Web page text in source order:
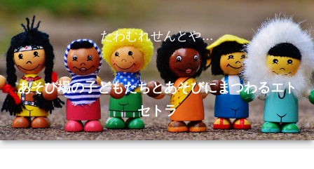
たわむれせんとや…
あそび場の子どもたちとあそびにまつわるエト
セトラ